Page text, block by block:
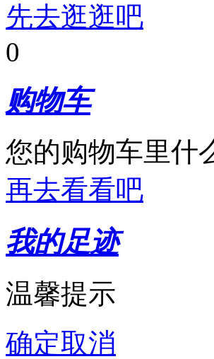
先去逛逛吧
0
购物车
您的购物车里什
再去看看吧
我的足迹
温馨提示
确定取消